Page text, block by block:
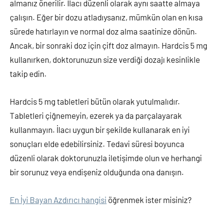
almanız önerilir. İlacı düzenli olarak aynı saatte almaya
çalışın. Eğer bir dozu atladıysanız, mümkün olan en kısa
sürede hatırlayın ve normal doz alma saatinize dönün.
Ancak, bir sonraki doz için çift doz almayın. Hardcis 5 mg
kullanırken, doktorunuzun size verdiği dozajı kesinlikle
takip edin.
Hardcis 5 mg tabletleri bütün olarak yutulmalıdır.
Tabletleri çiğnemeyin, ezerek ya da parçalayarak
kullanmayın. İlacı uygun bir şekilde kullanarak en iyi
sonuçları elde edebilirsiniz. Tedavi süresi boyunca
düzenli olarak doktorunuzla iletişimde olun ve herhangi
bir sorunuz veya endişeniz olduğunda ona danışın.
En İyi Bayan Azdırıcı hangisi öğrenmek ister misiniz?